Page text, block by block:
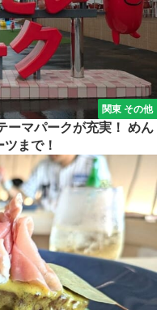
関東 その他
ーマパークが充実！ めん
まで！